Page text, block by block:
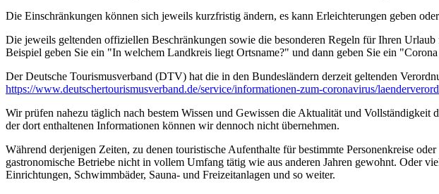
Die Einschränkungen können sich jeweils kurzfristig ändern, es kann Erleichterungen geben
Die jeweils geltenden offiziellen Beschränkungen sowie die besonderen Regeln für Ihren
Beispiel geben Sie ein "In welchem Landkreis liegt Ortsname?" und dann geben Sie ein
Der Deutsche Tourismusverband (DTV) hat die in den Bundesländern derzeit geltenden
https://www.deutscher­tourismusverband.de/­service/­informationen-zum-coronavirus/­
Wir prüfen nahezu täglich nach bestem Wissen und Gewissen die Aktualität und
der dort enthaltenen Informationen können wir dennoch nicht übernehmen.
Während derjenigen Zeiten, zu denen touristische Aufenthalte für bestimmte Personenkreise
gastronomische Betriebe nicht in vollem Umfang tätig wie aus anderen Jahren gewohnt. Oder
Einrichtungen, Schwimmbäder, Sauna- und Freizeitanlagen und so weiter.